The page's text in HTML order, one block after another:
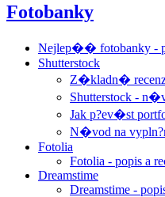
Fotobanky
Nejlep�� fotobanky -
Shutterstock
Z�kladn�
Shutterstock -
Jak p?ev�st
N�vod na
Fotolia
Fotolia - popis a
Dreamstime
Dreamstime -